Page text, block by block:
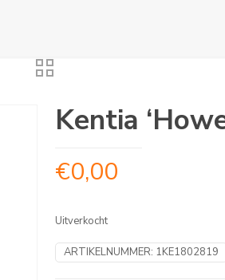
Kentia
€0,00
Uitverkocht
ARTIKELNUMMER: 1KE1802819